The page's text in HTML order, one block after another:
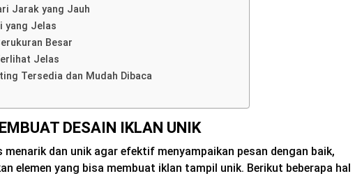
Jarak yang Jauh
yang Jelas
Besar
Jelas
Tersedia dan Mudah Dibaca
DESAIN IKLAN UNIK
menarik dan unik agar efektif menyampaikan pesan dengan baik,
elemen yang bisa membuat iklan tampil unik. Berikut beberapa hal